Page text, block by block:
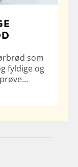
som
fyldige og